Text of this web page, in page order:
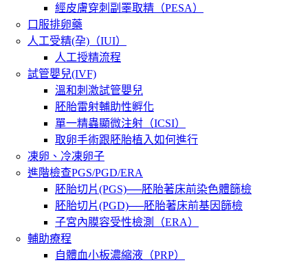
經皮膚穿刺副睪取精（PESA）
口服排卵藥
人工受精(孕)（IUI）
人工授精流程
試管嬰兒(IVF)
溫和刺激試管嬰兒
胚胎雷射輔助性孵化
單一精蟲顯微注射（ICSI）
取卵手術跟胚胎植入如何進行
凍卵、冷凍卵子
進階檢查PGS/PGD/ERA
胚胎切片(PGS)──胚胎著床前染色體篩檢
胚胎切片(PGD)──胚胎著床前基因篩檢
子宮內膜容受性檢測（ERA）
輔助療程
自體血小板濃縮液（PRP）